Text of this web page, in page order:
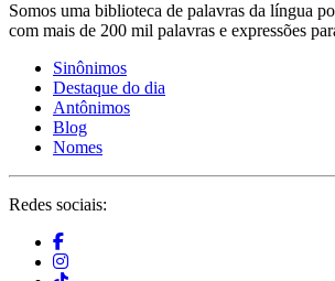
Somos uma biblioteca de palavras da língua
com mais de 200 mil palavras e expressões
Sinônimos
Destaque do dia
Antônimos
Blog
Nomes
Redes sociais: